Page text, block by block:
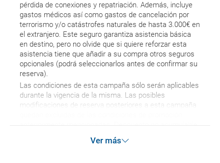
pérdida de conexiones y repatriación. Además, incluye
gastos médicos así como gastos de cancelación por
terrorismo y/o catástrofes naturales de hasta 3.000€ en
el extranjero. Este seguro garantiza asistencia básica
en destino, pero no olvide que si quiere reforzar esta
asistencia tiene que añadir a su compra otros seguros
opcionales (podrá seleccionarlos antes de confirmar su
reserva).
Las condiciones de esta campaña sólo serán aplicables
durante la vigencia de la misma. Las posibles
modificaciones de reserva posteriores a esta campaña
Ver más